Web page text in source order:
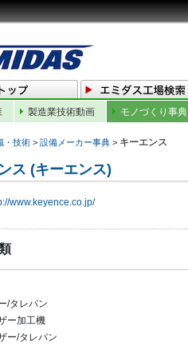
製造業技術動画 モノづくり事典
・技術 > 設備メーカー事典 > キーエンス
ス (キーエンス)
www.keyence.co.jp/
/タレパン
ー加工機
ー/タレパン